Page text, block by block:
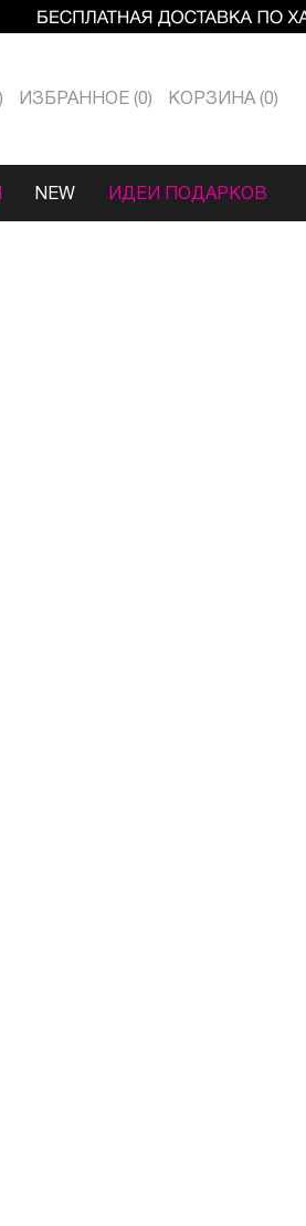
ИЗБРАННОЕ 0 КОРЗИНА 0
NEW ИДЕИ ПОДАРКОВ